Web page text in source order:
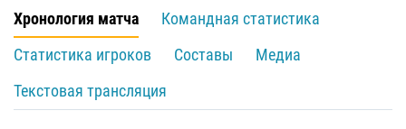
Хронология матча
Командная статистика
Статистика игроков
Составы
Медиа
Текстовая трансляция